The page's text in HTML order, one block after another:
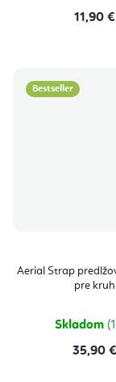
11,90 €
Bestseller
Aerial Strap
pre kruh
Skladom
35,90 €